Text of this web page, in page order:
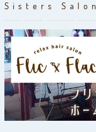
Sisters Salon